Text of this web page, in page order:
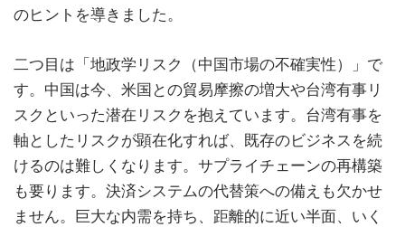
のヒントを導きました。
二つ目は「地政学リスク（中国市場の不確実性）」で
す。中国は今、米国との貿易摩擦の増大や台湾有事リ
スクといった潜在リスクを抱えています。台湾有事を
軸としたリスクが顕在化すれば、既存のビジネスを続
けるのは難しくなります。サプライチェーンの再構築
も要ります。決済システムの代替策への備えも欠かせ
ません。巨大な内需を持ち、距離的に近い半面、いく